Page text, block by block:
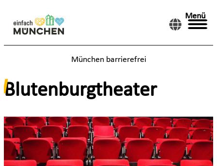
Menü
München barrierefrei
Blutenburgtheater